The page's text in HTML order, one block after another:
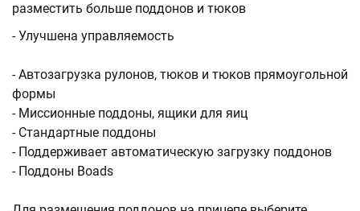
разместить больше поддонов и тюков
- Улучшена управляемость
- Автозагрузка рулонов, тюков и тюков прямоугольной
формы
- Миссионные поддоны, ящики для яиц
- Стандартные поддоны
- Поддерживает автоматическую загрузку поддонов
- Поддоны Boads